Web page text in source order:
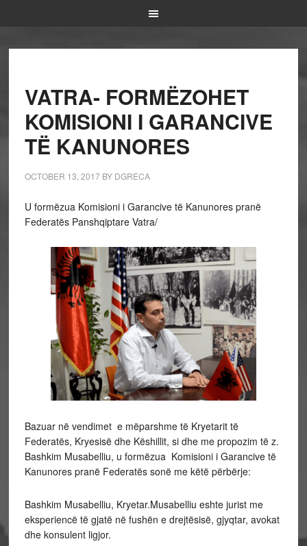
VATRA- FORMËZOHET
KOMISIONI I GARANCIVE
TË KANUNORES
OCTOBER 13, 2017BY DGRECA
U formëzua Komisioni i Garancive të Kanunores pranë
Federatës Panshqiptare Vatra/
Bazuar në vendimet e mëparshme të Kryetarit të
Federatës, Kryesisë dhe Këshillit, si dhe me propozim të z.
Bashkim Musabelliu, u formëzua Komisioni i Garancive të
Kanunores pranë Federatës sonë me këtë përbërje:
Bashkim Musabelliu, Kryetar.Musabelliu eshte jurist me
eksperiencë të gjatë në fushën e drejtësisë, gjyqtar, avokat
dhe konsulent ligjor.